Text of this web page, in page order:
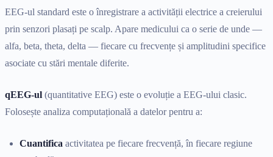
EEG-ul standard este o înregistrare a activității electrice a creierului
prin senzori plasați pe scalp. Apare medicului ca o serie de unde —
alfa, beta, theta, delta — fiecare cu frecvențe și amplitudini specifice
asociate cu stări mentale diferite.
qEEG-ul (quantitative EEG) este o evoluție a EEG-ului clasic.
Folosește analiza computațională a datelor pentru a:
Cuantifica activitatea pe fiecare frecvență, în fiecare regiune